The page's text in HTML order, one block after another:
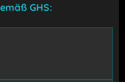
GHS: